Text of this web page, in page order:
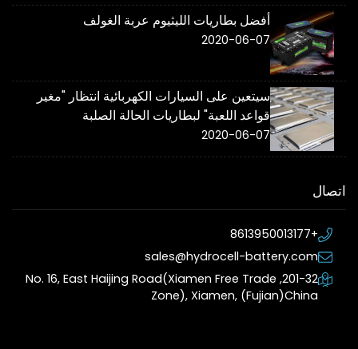
أفضل بطاريات الليثيوم عربة الغولف
2020-06-07
سيتعين على السيارات الكهربائية انتظار "مغير
قواعد اللعبة" لبطاريات الحالة الصلبة
2020-06-07
اتصال
+8613950013177
sales@hydrocell-battery.com
201-32, No. 16, East Haijing Road(Xiamen Free Trade
Zone), Xiamen, (Fujian)China